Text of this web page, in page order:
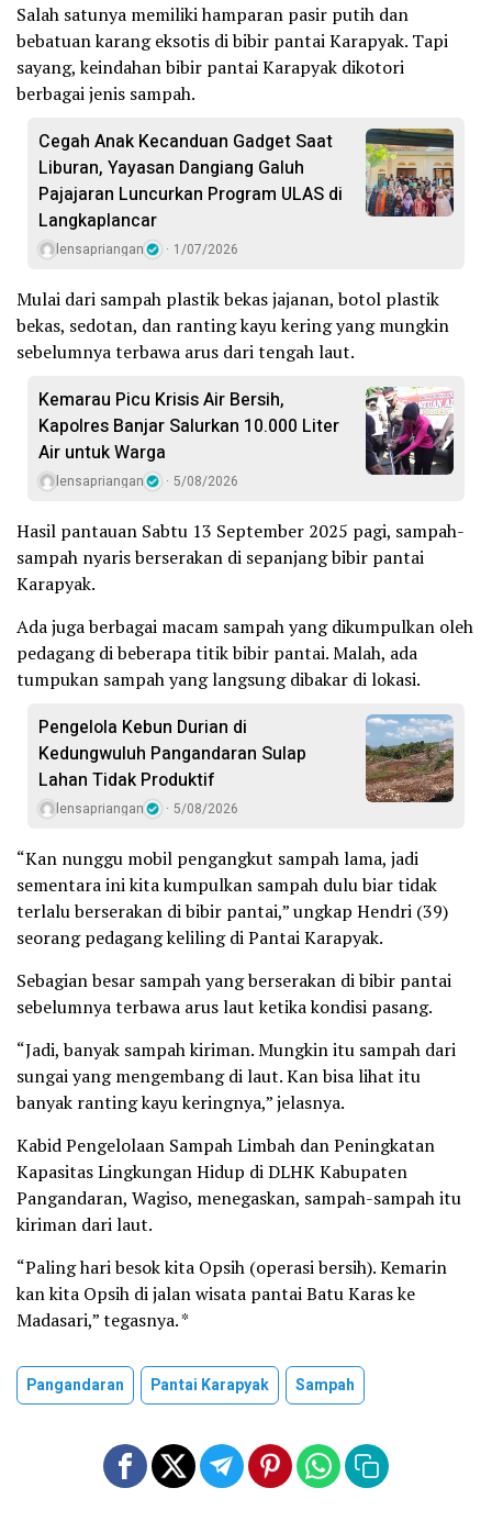
Salah satunya memiliki hamparan pasir putih dan
bebatuan karang eksotis di bibir pantai Karapyak. Tapi
sayang, keindahan bibir pantai Karapyak dikotori
berbagai jenis sampah.
Cegah Anak Kecanduan Gadget Saat
Liburan, Yayasan Dangiang Galuh
Pajajaran Luncurkan Program ULAS di
Langkaplancar
lensapriangan 1/07/2026
Mulai dari sampah plastik bekas jajanan, botol plastik
bekas, sedotan, dan ranting kayu kering yang mungkin
sebelumnya terbawa arus dari tengah laut.
Kemarau Picu Krisis Air Bersih,
Kapolres Banjar Salurkan 10.000 Liter
Air untuk Warga
lensapriangan 5/08/2026
Hasil pantauan Sabtu 13 September 2025 pagi, sampah-
sampah nyaris berserakan di sepanjang bibir pantai
Karapyak.
Ada juga berbagai macam sampah yang dikumpulkan oleh
pedagang di beberapa titik bibir pantai. Malah, ada
tumpukan sampah yang langsung dibakar di lokasi.
Pengelola Kebun Durian di
Kedungwuluh Pangandaran Sulap
Lahan Tidak Produktif ‎
lensapriangan 5/08/2026
“Kan nunggu mobil pengangkut sampah lama, jadi
sementara ini kita kumpulkan sampah dulu biar tidak
terlalu berserakan di bibir pantai,” ungkap Hendri (39)
seorang pedagang keliling di Pantai Karapyak.
Sebagian besar sampah yang berserakan di bibir pantai
sebelumnya terbawa arus laut ketika kondisi pasang.
“Jadi, banyak sampah kiriman. Mungkin itu sampah dari
sungai yang mengembang di laut. Kan bisa lihat itu
banyak ranting kayu keringnya,” jelasnya.
Kabid Pengelolaan Sampah Limbah dan Peningkatan
Kapasitas Lingkungan Hidup di DLHK Kabupaten
Pangandaran, Wagiso, menegaskan, sampah-sampah itu
kiriman dari laut.
“Paling hari besok kita Opsih (operasi bersih). Kemarin
kan kita Opsih di jalan wisata pantai Batu Karas ke
Madasari,” tegasnya. *
Pangandaran Pantai Karapyak Sampah